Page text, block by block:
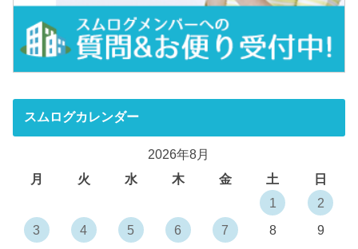
スムログカレンダー
2026年8月
月
火 水 木 金 土
日
1
2
3
4 5 6 7 8
9